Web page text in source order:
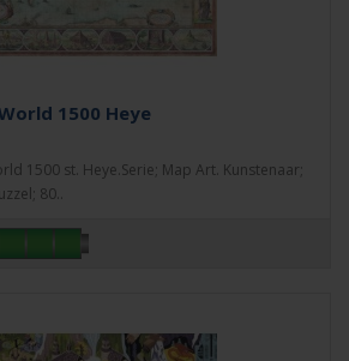
1500 Heye
1500 st. Heye.Serie; Map Art. Kunstenaar;
80..